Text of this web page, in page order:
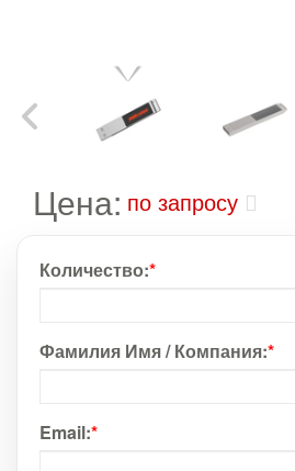
Цена: по запросу
Количество:*
Фамилия Имя / Компания:*
Email:*